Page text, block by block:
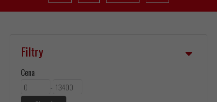
Filtry
Cena
-